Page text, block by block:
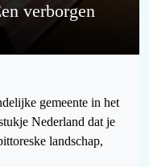
verborgen
gemeente in het
Nederland dat je
landschap,